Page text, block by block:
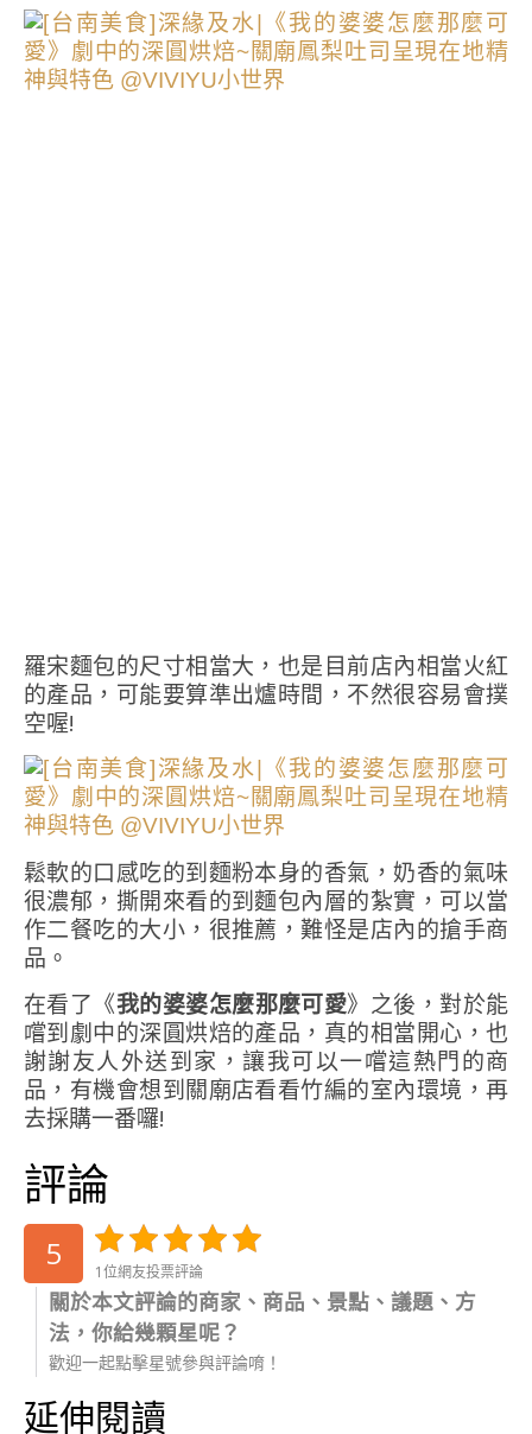
羅宋麵包的尺寸相當大，也是目前店內相當火紅
的產品，可能要算準出爐時間，不然很容易會撲
空喔!
鬆軟的口感吃的到麵粉本身的香氣，奶香的氣味
很濃郁，撕開來看的到麵包內層的紮實，可以當
作二餐吃的大小，很推薦，難怪是店內的搶手商
品。
在看了《我的婆婆怎麼那麼可愛》之後，對於能
嚐到劇中的深圓烘焙的產品，真的相當開心，也
謝謝友人外送到家，讓我可以一嚐這熱門的商
品，有機會想到關廟店看看竹編的室內環境，再
去採購一番囉!
評論
5 1位網友投票評論
關於本文評論的商家、商品、景點、議題、方
法，你給幾顆星呢？
歡迎一起點擊星號參與評論唷！
延伸閱讀